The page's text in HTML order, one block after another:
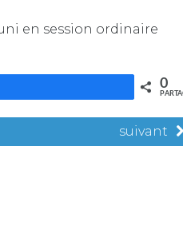
en session ordinaire
0
suivant